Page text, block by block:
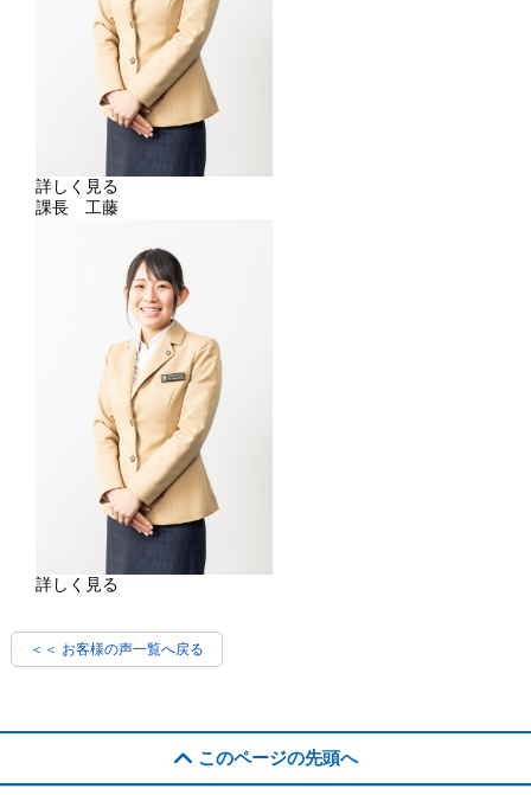
詳しく見る
課長 工藤
詳しく見る
＜＜ お客様の声一覧へ戻る
このページの先頭へ